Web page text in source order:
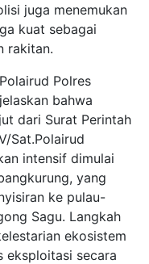
juga menemukan
kuat sebagai
rakitan.
Polres
bahwa
dari Surat Perintah
Sat.Polairud
intensif dimulai
yang
ke pulau-
Sagu. Langkah
ekosistem
eksploitasi secara